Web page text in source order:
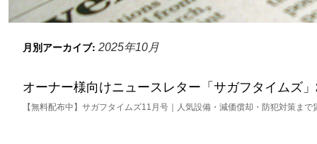
月別アーカイブ: 2025年10月
オーナー様向けニュースレター「サガフタイムズ
【無料配布中】サガフタイムズ11月号｜人気設備・減価償却・防犯対策ま